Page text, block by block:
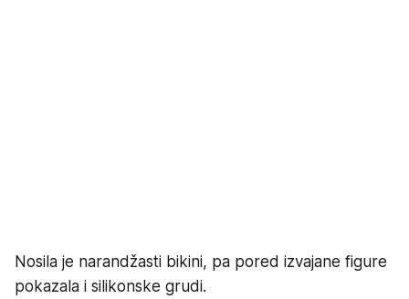
Nosila je narandžasti bikini, pa pored izvajane figure
pokazala i silikonske grudi.